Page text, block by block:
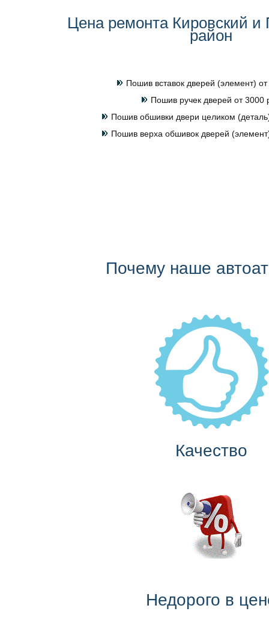
Цена ремонта Кировский и
район
Пошив вставок дверей (элемент)
Пошив ручек дверей от 3000
Пошив обшивки двери целиком
Пошив верха обшивок дверей
Почему наше
Качество
Недорого в